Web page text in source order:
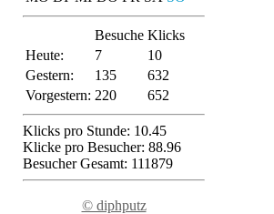
Besuche Klicks
Heute:
7
10
Gestern:
135
632
Vorgestern: 220 652
Klicks pro Stunde: 10.45
Klicke pro Besucher: 88.96
Besucher Gesamt: 111879
© diphputz